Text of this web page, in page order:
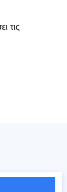
τις